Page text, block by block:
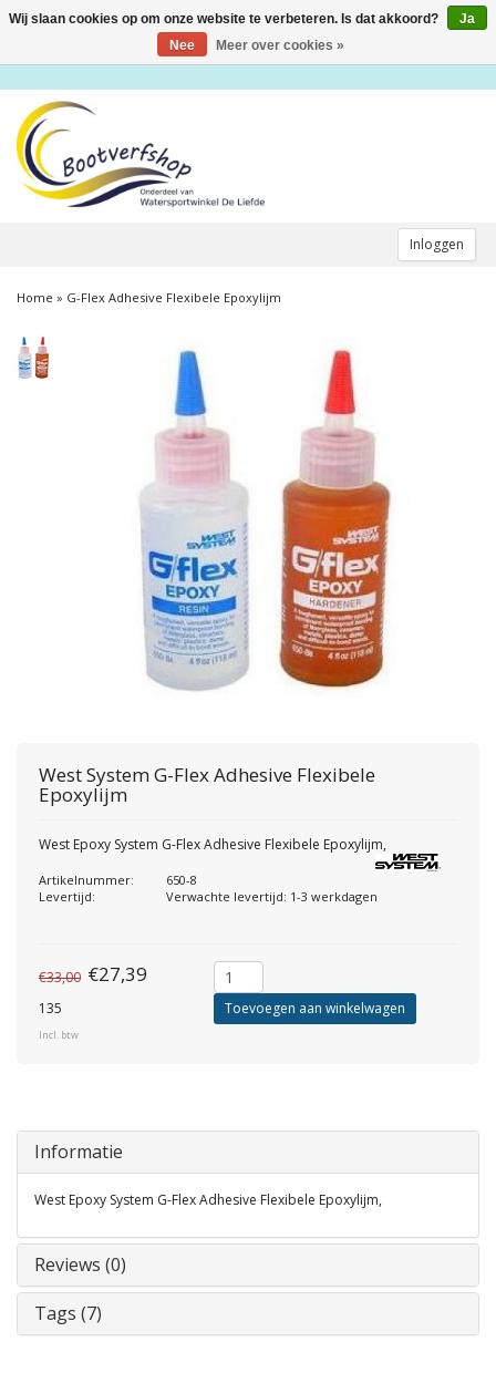
Inloggen
Toggle
Home » G-Flex Adhesive Flexibele Epoxylijm
West SystemG-Flex Adhesive Flexibele
Epoxylijm
West Epoxy System G-Flex Adhesive Flexibele Epoxylijm,
Artikelnummer:
650-8
Levertijd:
Verwachte levertijd: 1-3 werkdagen
€33,00 €27,39
135
Incl. btw
Toevoegen aan winkelwagen
Informatie
West Epoxy System G-Flex Adhesive Flexibele Epoxylijm,
Reviews (0)
Tags (7)
Wij slaan cookies op om onze website te verbeteren. Is dat akkoord?
Ja
Nee
Meer over cookies »